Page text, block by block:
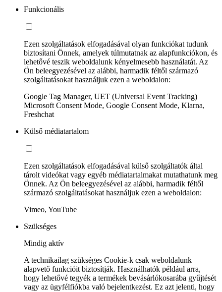
Funkcionális
Ezen szolgáltatások elfogadásával olyan funkciókat tudunk
biztosítani Önnek, amelyek túlmutatnak az alapfunkciókon, és
lehetővé teszik weboldalunk kényelmesebb használatát. Az
Ön beleegyezésével az alábbi, harmadik féltől származó
szolgáltatásokat használjuk ezen a weboldalon:
Google Tag Manager, UET (Universal Event Tracking)
Microsoft Consent Mode, Google Consent Mode, Klarna,
Freshchat
Külső médiatartalom
Ezen szolgáltatások elfogadásával külső szolgáltatók által
tárolt videókat vagy egyéb médiatartalmakat mutathatunk meg
Önnek. Az Ön beleegyezésével az alábbi, harmadik féltől
származó szolgáltatásokat használjuk ezen a weboldalon:
Vimeo, YouTube
Szükséges
Mindig aktív
A technikailag szükséges Cookie-k csak weboldalunk
alapvető funkcióit biztosítják. Használhatók például arra,
hogy lehetővé tegyék a termékek bevásárlókosarába gyűjtését
vagy az ügyfélfiókba való bejelentkezést. Ez azt jelenti, hogy